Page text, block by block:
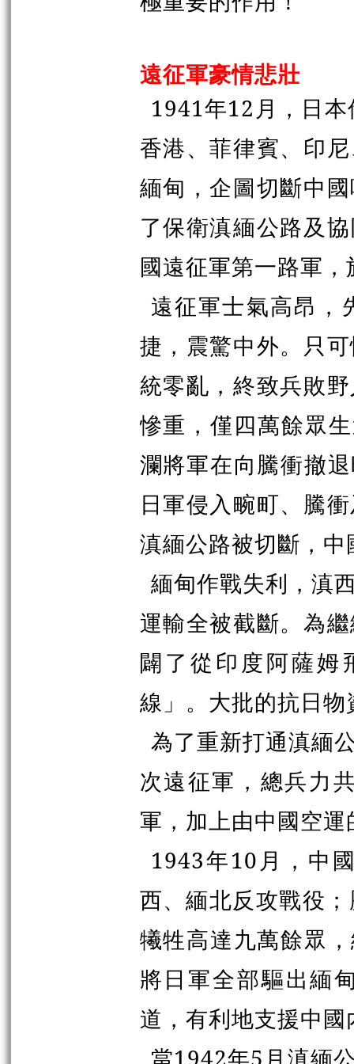
遠征軍豪情悲壯
1941年12月，日
香港、菲律賓、印
緬甸，企圖切斷中
了保衛滇緬公路及
國遠征軍第一路軍
遠征軍士氣高昂，
捷，震驚中外。只
統零亂，終致兵敗
慘重，僅四萬餘眾
瀾將軍在向騰衝撤
日軍侵入畹町、騰
滇緬公路被切斷，
緬甸作戰失利，滇
運輸全被截斷。為
闢了從印度阿薩姆
線」。大批的抗日
為了重新打通滇緬
次遠征軍，總兵力
軍，加上由中國空
1943年10月，中
西、緬北反攻戰役
犧牲高達九萬餘眾
將日軍全部驅出緬
道，有利地支援中
當1942年5月滇緬